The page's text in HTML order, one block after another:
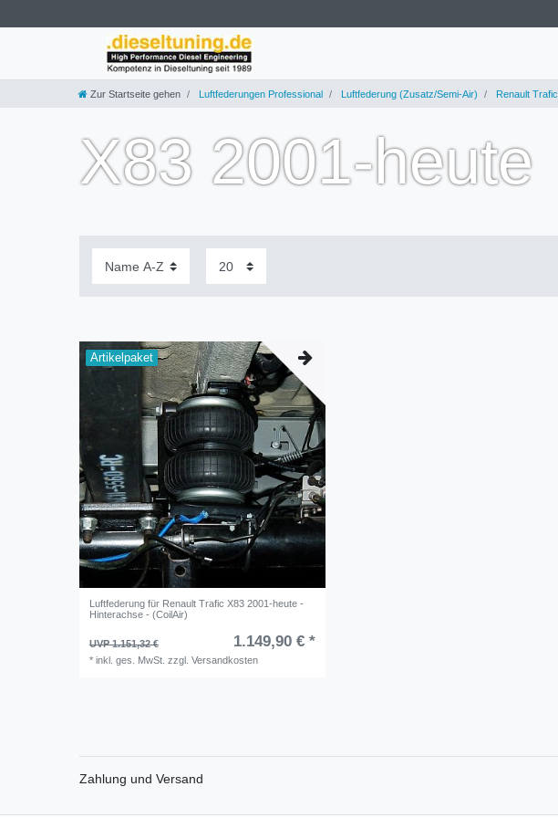
Zur Startseite gehen Luftfederungen Professional Luftfederung (Zusatz/Semi-Air) Renault Trafic
X83 2001-heute
Artikelpaket
Luftfederung für Renault Trafic X83 2001-heute -
Hinterachse - (CoilAir)
UVP 1.151,32 € 1.149,90 € *
*inkl. ges. MwSt. zzgl.Versandkosten
Zahlung und Versand